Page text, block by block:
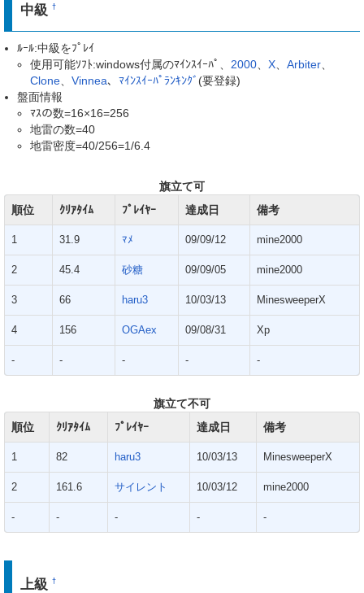
中級†
ﾙｰﾙ:中級をﾌﾟﾚｲ
使用可能ｿﾌﾄ:windows付属のﾏｲﾝｽｲｰﾊﾟ、 2000 X Arbiter
Clone
Vinnea、 ﾏｲﾝｽｲｰﾊﾟﾗﾝｷﾝｸﾞ (要登録)
盤面情報
ﾏｽの数=16×16=256
地雷の数=40
地雷密度=40/256=1/6.4
旗立て可
順位
ｸﾘｱﾀｲﾑ ﾌﾟﾚｲﾔｰ 達成日 備考
1 31.9 ﾏﾒ 09/09/12 mine2000
2 45.4 砂糖 09/09/05 mine2000
3 66 haru3 10/03/13 MinesweeperX
4 156 OGAex 09/08/31 Xp
- - - - -
旗立て不可
順位
ｸﾘｱﾀｲﾑ ﾌﾟﾚｲﾔｰ 達成日 備考
1 82 haru3 10/03/13 MinesweeperX
2 161.6 サイレント 10/03/12 mine2000
- - - - -
上級†